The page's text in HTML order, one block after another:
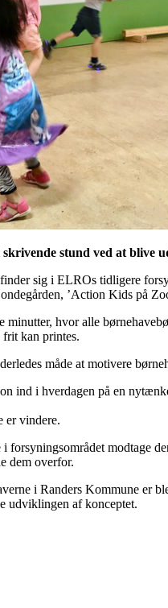
stund ved at
sig i ELROs tidligere
’Action Kids på
minutter, hvor alle
kan printes.
måde at motivere
ind i hverdagen på en
er vindere.
forsyningsområdet modtage
dem overfor.
i Randers Kommune er
udviklingen af konceptet.